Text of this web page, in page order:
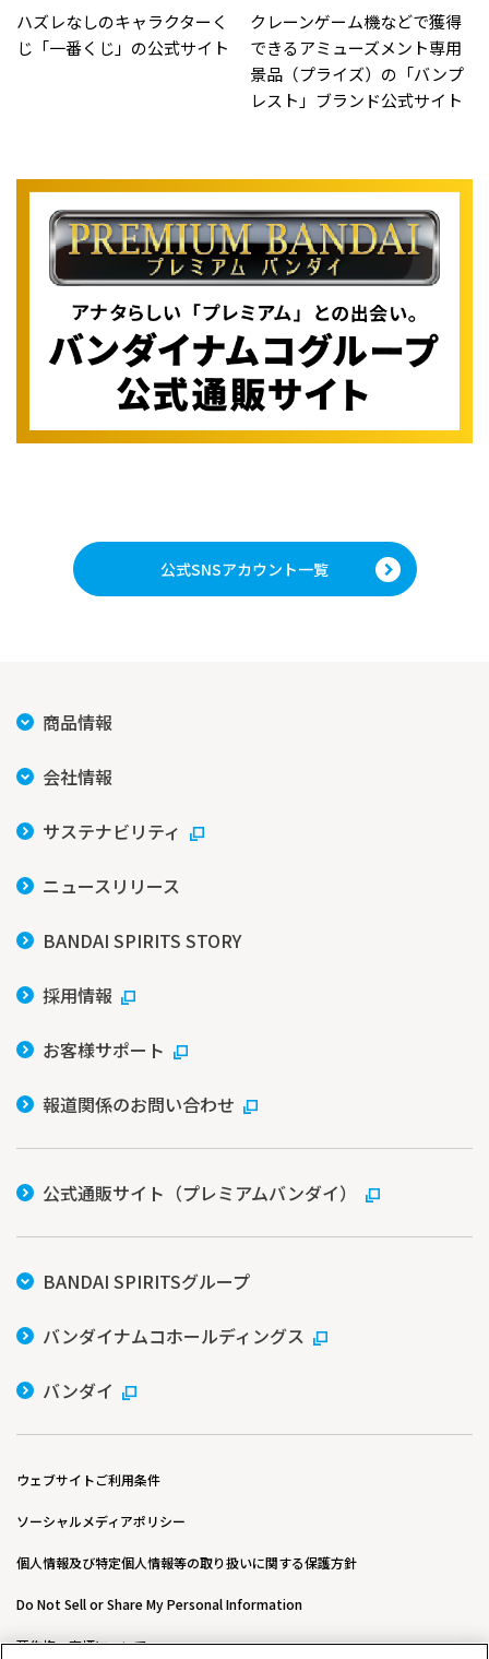
ハズレなしのキャラクターく
じ「一番くじ」の公式サイト
クレーンゲーム機などで獲得
できるアミューズメント専用
景品（プライズ）の「バンプ
レスト」ブランド公式サイト
公式SNSアカウント一覧
商品情報
会社情報
サステナビリティ
ニュースリリース
BANDAI SPIRITS STORY
採用情報
お客様サポート
報道関係のお問い合わせ
公式通販サイト（プレミアムバンダイ）
BANDAI SPIRITSグループ
バンダイナムコホールディングス
バンダイ
ウェブサイトご利用条件
ソーシャルメディアポリシー
個人情報及び特定個人情報等の取り扱いに関する保護方針
Do Not Sell or Share My Personal Information
著作権・商標について